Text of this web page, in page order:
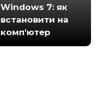
Windows 7: як
встановити на
комп'ютер